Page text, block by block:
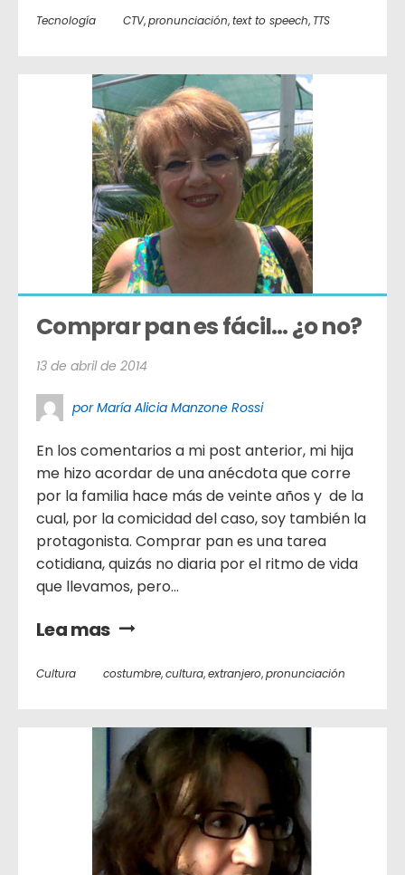
Tecnología CTV,pronunciación,text to speech, TTS
Comprar pan es fácil… ¿o no?
13 de abril de 2014
por María Alicia Manzone Rossi
En los comentarios a mi post anterior, mi hija
me hizo acordar de una anécdota que corre
por la familia hace más de veinte años y de la
cual, por la comicidad del caso, soy también la
protagonista. Comprar pan es una tarea
cotidiana, quizás no diaria por el ritmo de vida
que llevamos, pero...
Lea mas
Cultura costumbre,cultura,extranjero,pronunciación